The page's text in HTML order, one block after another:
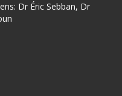
Dr Éric Sebban, Dr